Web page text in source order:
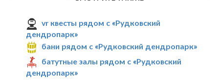
vr квесты рядом с «Рудковский
дендропарк»
бани рядом с «Рудковский дендропарк»
батутные залы рядом с «Рудковский
дендропарк»